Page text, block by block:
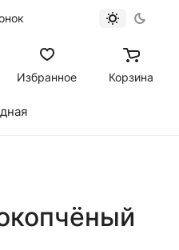
Избранное Корзина